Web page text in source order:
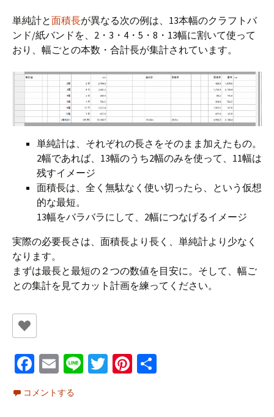
単純計と面積長が異なる次の例は、13本幅のクラフトバ
ンド/紙バンドを、2・3・4・5・8・13幅に割いて使って
おり、幅ごとの本数・合計長が集計されています。
単純計は、それぞれの長さをそのまま加えたもの。
2幅であれば、13幅のうち2幅のみを使って、11幅は
残すイメージ
面積長は、全く無駄なく使い切ったら、という仮想
的な最短。
13幅をバラバラにして、2幅につなげるイメージ
実際の必要長さは、面積長より長く、単純計より少なく
なります。
まずは最長と最短の２つの数値を目安に。そして、幅ご
との集計を見てカット計画を練ってください。
Fa
ce
b
E
m
ai
Li T
Pi
コメントする